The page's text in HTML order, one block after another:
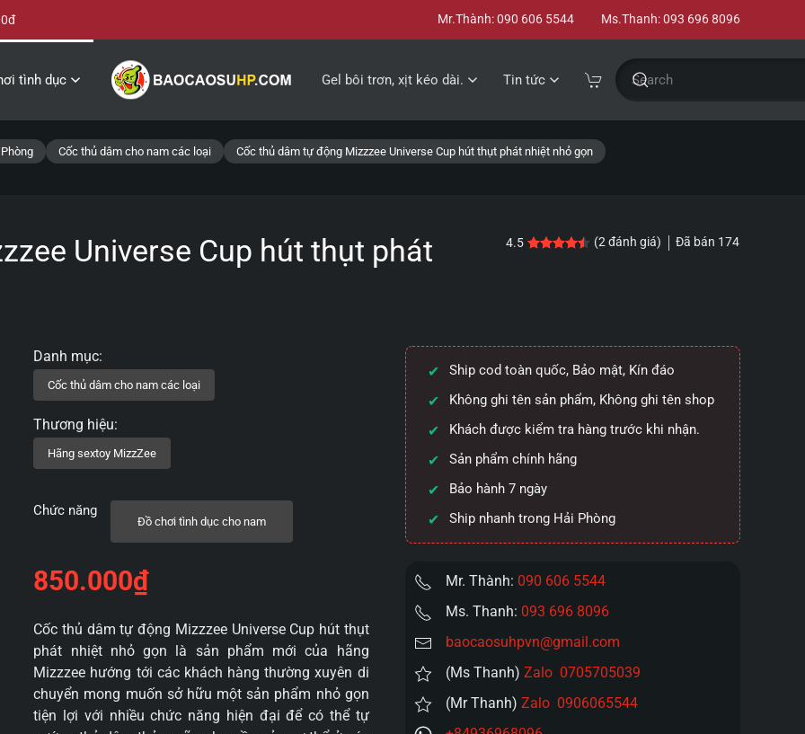
Mr.Thành: 090 606 5544 Ms.Thanh: 093 696 8096
tình dục Gel bôi trơn, xịt kéo dài. Tin tức
Cốc thủ dâm cho nam các loại Cốc thủ dâm tự động Mizzzee Universe Cup hút thụt phát nhiệt nhỏ gọn
Universe Cup hút thụt phát
4.5 4.5 trên 5 dựa trên
2 đánh giá
(2đánh giá) Đã bán 174
Chức năng
Đồ chơi tình dục cho nam
850.000₫
Cốc thủ dâm tự động Mizzzee Universe Cup hút thụt
phát nhiệt nhỏ gọn là sản phẩm mới của hãng
Mizzzee hướng tới các khách hàng thường xuyên di
chuyển mong muốn sở hữu một sản phẩm nhỏ gọn
tiện lợi với nhiều chức năng hiện đại để có thể tự
Ship cod toàn quốc, Bảo mật, Kín đáo
Không ghi tên sản phẩm, Không ghi tên shop
Khách được kiểm tra hàng trước khi nhận.
Sản phẩm chính hãng
Bảo hành 7 ngày
Ship nhanh trong Hải Phòng
Mr. Thành: 090 606 5544
Ms. Thanh: 093 696 8096
baocaosuhpvn@gmail.com
(Ms Thanh) Zalo 0705705039
(Mr Thanh) Zalo 0906065544